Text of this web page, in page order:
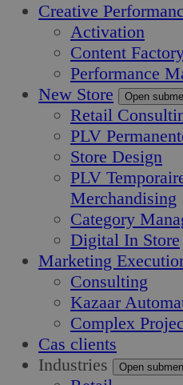
Creative
Activation
Content
Performance
New Store
Open
Retail
PLV
Store Design
PLV
Merchandising
Category
Digital In Store
Marketing
Consulting
Kazaar
Complex
Cas clients
Industries
Open